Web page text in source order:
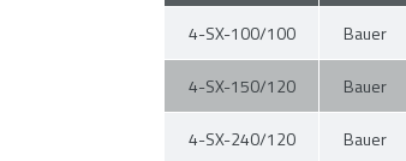
4-SX-100/100 Bauer
4-SX-150/120 Bauer
4-SX-240/120 Bauer